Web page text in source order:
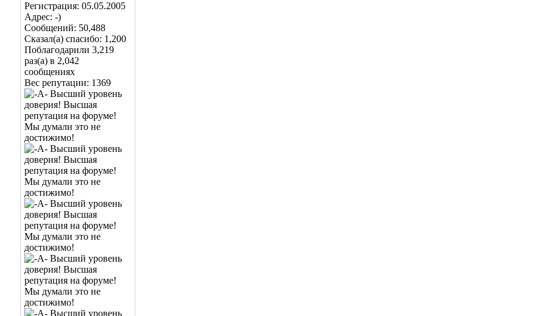
Регистрация: 05.05.2005
Адрес: -)
Сообщений: 50,488
Сказал(а) спасибо: 1,200
Поблагодарили 3,219
раз(а) в 2,042
сообщениях
Вес репутации: 1369